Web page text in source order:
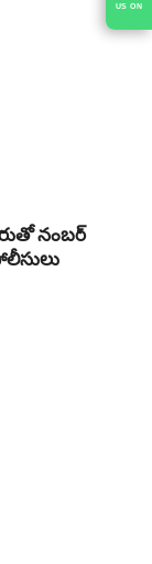
నంబర్